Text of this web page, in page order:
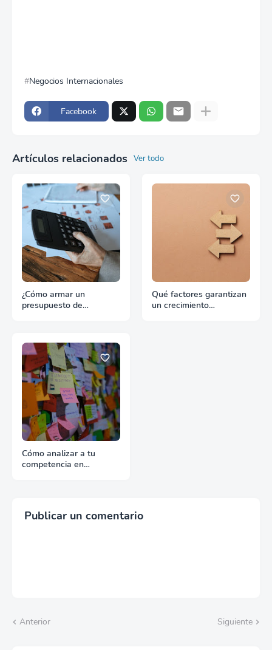
Negocios Internacionales
Facebook
Artículos relacionados Ver todo
¿Cómo armar un
presupuesto de
Qué factores garantizan
un crecimiento
Cómo analizar a tu
competencia en
Publicar un comentario
Anterior Siguiente